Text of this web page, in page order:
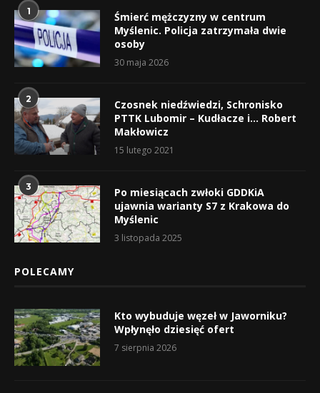
1
Śmierć mężczyzny w centrum
Myślenic. Policja zatrzymała dwie
osoby
30 maja 2026
2
Czosnek niedźwiedzi, Schronisko
PTTK Lubomir – Kudłacze i… Robert
Makłowicz
15 lutego 2021
3
Po miesiącach zwłoki GDDKiA
ujawnia warianty S7 z Krakowa do
Myślenic
3 listopada 2025
POLECAMY
Kto wybuduje węzeł w Jaworniku?
Wpłynęło dziesięć ofert
7 sierpnia 2026